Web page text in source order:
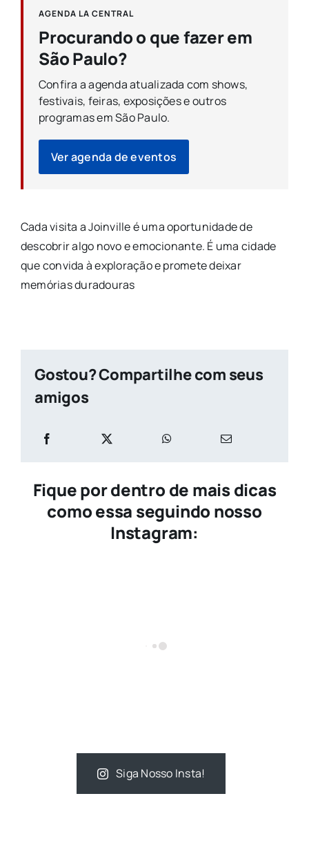
AGENDA LA CENTRAL
Procurando o que fazer em
São Paulo?
Confira a agenda atualizada com shows,
festivais, feiras, exposições e outros
programas em São Paulo.
Ver agenda de eventos
Cada visita a Joinville é uma oportunidade de
descobrir algo novo e emocionante. É uma cidade
que convida à exploração e promete deixar
memórias duradouras
Gostou? Compartilhe com seus
amigos
Fique por dentro de mais dicas
como essa seguindo nosso
Instagram:
Siga Nosso Insta!